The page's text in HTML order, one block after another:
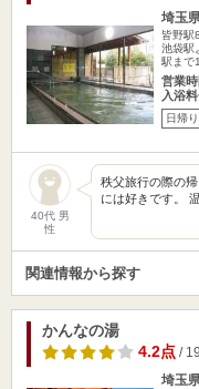
埼玉
皆野駅
池袋駅
駅まで
営業
入浴
日帰り
40代 男
性
秩父旅行の際の
には好きです。
関連情報から探す
かんなの湯
4.2点/
埼玉